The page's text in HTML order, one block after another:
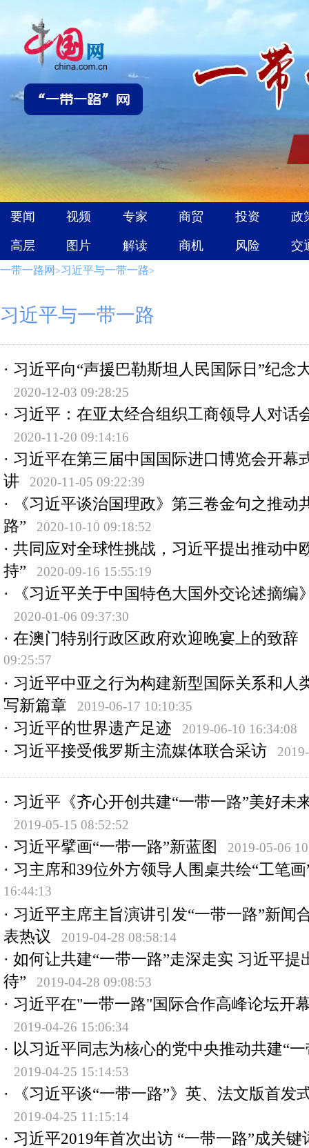
一带一路网 >习近平与一带一路>
习近平与一带一路
· 习近平向“声援巴勒斯坦人民国际日”纪念
2020-12-03 09:28:25
· 习近平：在亚太经合组织工商领导人对话
2020-11-20 09:14:16
· 习近平在第三届中国国际进口博览会开幕
讲
2020-11-05 09:22:39
·
《习近平谈治国理政》第三卷金句之推动
路”
2020-10-10 09:18:52
· 共同应对全球性挑战，习近平提出推动中
持”
2020-09-16 15:55:19
· 《习近平关于中国特色大国外交论述摘编
2020-01-06 09:37:30
· 在澳门特别行政区政府欢迎晚宴上的致辞
09:25:57
· 习近平中亚之行为构建新型国际关系和人
写新篇章
2019-06-17 10:10:35
· 习近平的世界遗产足迹 2019-06-10 16:34:08
· 习近平接受俄罗斯主流媒体联合采访
· 习近平《齐心开创共建“一带一路”美好未
2019-05-15 08:52:52
· 习近平擘画“一带一路”新蓝图 2019-05-06
· 习主席和39位外方领导人围桌共绘“工笔画
16:44:13
· 习近平主席主旨演讲引发“一带一路”新闻
表热议
2019-04-28 08:58:14
· 如何让共建“一带一路”走深走实 习近平提
待”
2019-04-28 09:08:53
· 习近平在"一带一路"国际合作高峰论坛开
2019-04-26 15:06:34
· 以习近平同志为核心的党中央推动共建“
2019-04-25 15:14:53
· 《习近平谈“一带一路”》英、法文版首发
2019-04-25 11:15:14
· 习近平2019年首次出访 “一带一路”成关键